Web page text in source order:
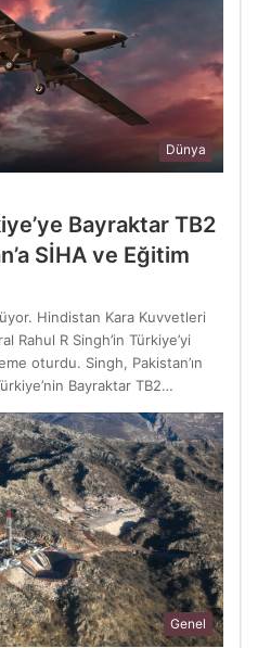
Dünya
Bayraktar TB2
SİHA ve Eğitim
Hindistan Kara Kuvvetleri
Rahul R Singh’in Türkiye’yi
oturdu. Singh, Pakistan’ın
Bayraktar TB2…
Genel